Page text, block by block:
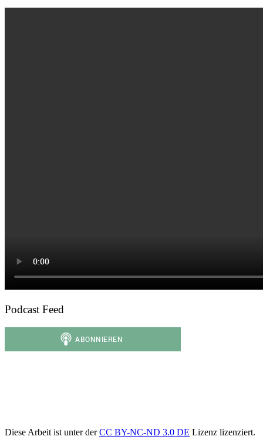
Podcast Feed
Diese Arbeit ist unter derCC BY-NC-ND 3.0 DE Lizenz lizenziert.